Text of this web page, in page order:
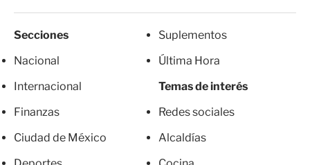
Secciones
Nacional
Internacional
Finanzas
Ciudad de México
Suplementos
Última Hora
Temas de interés
Redes sociales
Alcaldías